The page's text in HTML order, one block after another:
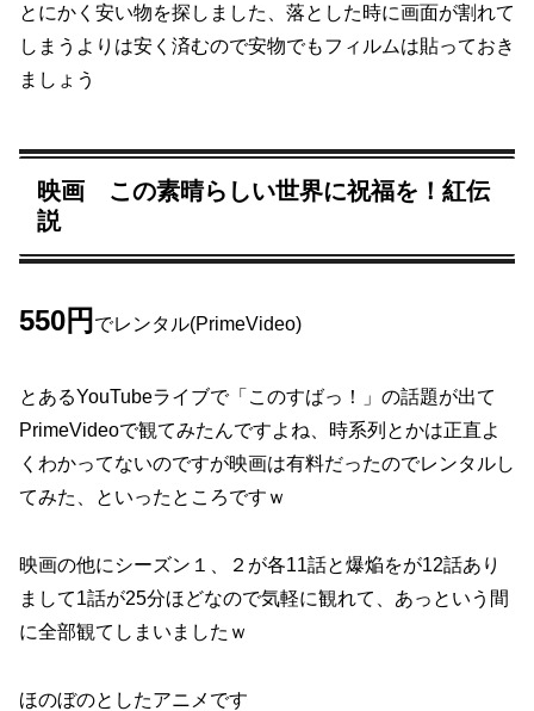
とにかく安い物を探しました、落とした時に画面が割れて
しまうよりは安く済むので安物でもフィルムは貼っておき
ましょう
映画 この素晴らしい世界に祝福を！紅伝
説
550円 でレンタル(PrimeVideo)
とあるYouTubeライブで「このすばっ！」の話題が出て
PrimeVideoで観てみたんですよね、時系列とかは正直よ
くわかってないのですが映画は有料だったのでレンタルし
てみた、といったところですｗ
映画の他にシーズン１、２が各11話と爆焔をが12話あり
まして1話が25分ほどなので気軽に観れて、あっという間
に全部観てしまいましたｗ
ほのぼのとしたアニメです